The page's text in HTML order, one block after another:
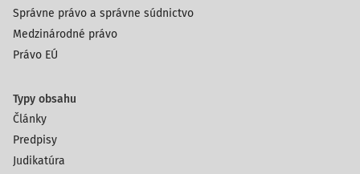
Správne právo a správne súdnictvo
Medzinárodné právo
Právo EÚ
Typy obsahu
Články
Predpisy
Judikatúra